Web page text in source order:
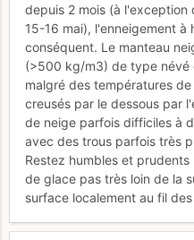
depuis 2 mois (à
15-16 mai), l'enneigement
conséquent. Le manteau
(>500 kg/m3) de type névé
malgré des températures
creusés par le dessous par
de neige parfois difficiles à
avec des trous parfois très
Restez humbles et
de glace pas très loin de la
surface localement au fil des